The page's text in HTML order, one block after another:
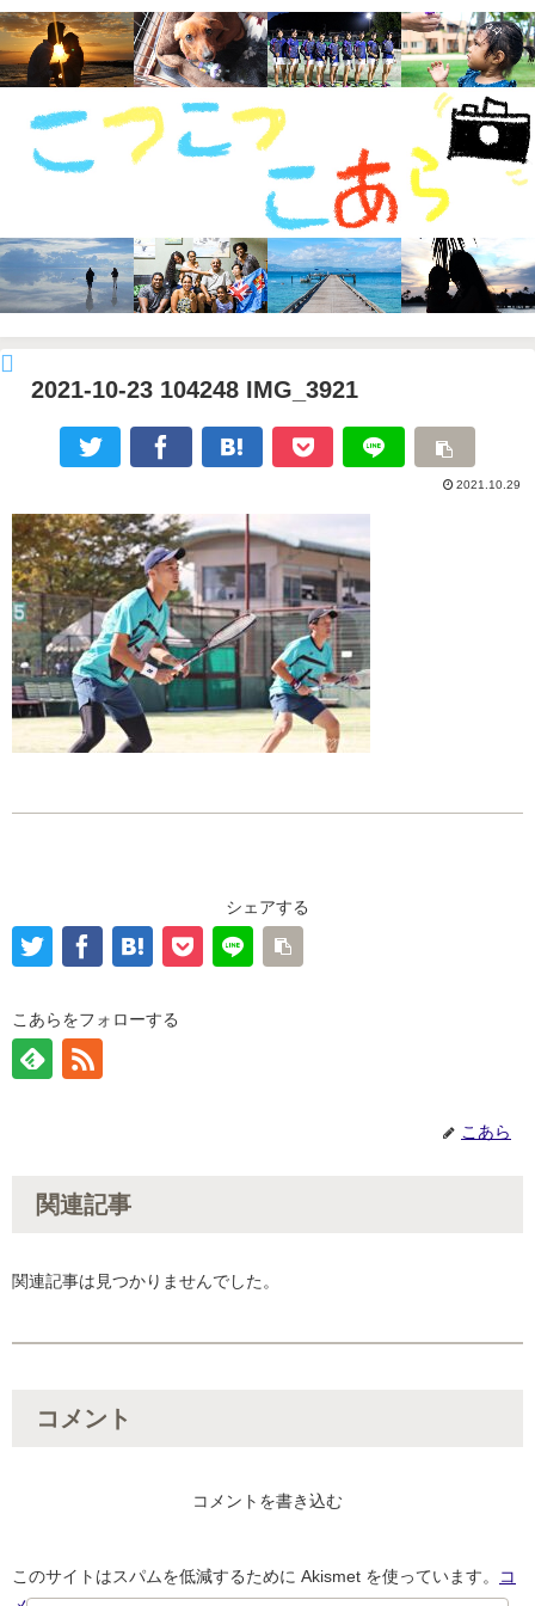
2021-10-23 104248 IMG_3921
2021.10.29
シェアする
こあらをフォローする
こあら
関連記事
関連記事は見つかりませんでした。
コメント
コメントを書き込む
このサイトはスパムを低減するために Akismet を使っています。
コ